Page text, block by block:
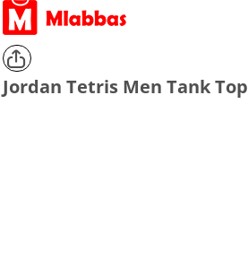
Jordan Tetris Men Tank Top